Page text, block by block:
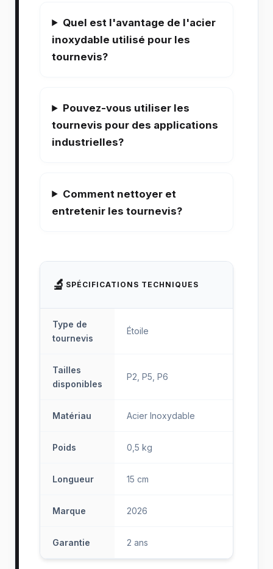
Quel est l'avantage de l'acier
inoxydable utilisé pour les
tournevis?
Pouvez-vous utiliser les
tournevis pour des applications
industrielles?
Comment nettoyer et
entretenir les tournevis?
🔬 SPÉCIFICATIONS TECHNIQUES
Type de
tournevis
Étoile
Tailles
disponibles
P2, P5, P6
Matériau Acier Inoxydable
Poids 0,5 kg
Longueur 15 cm
Marque 2026
Garantie 2 ans